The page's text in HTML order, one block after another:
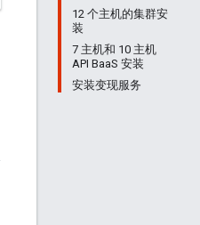
12 个主机的集群安
装
7 主机和 10 主机
API BaaS 安装
安装变现服务